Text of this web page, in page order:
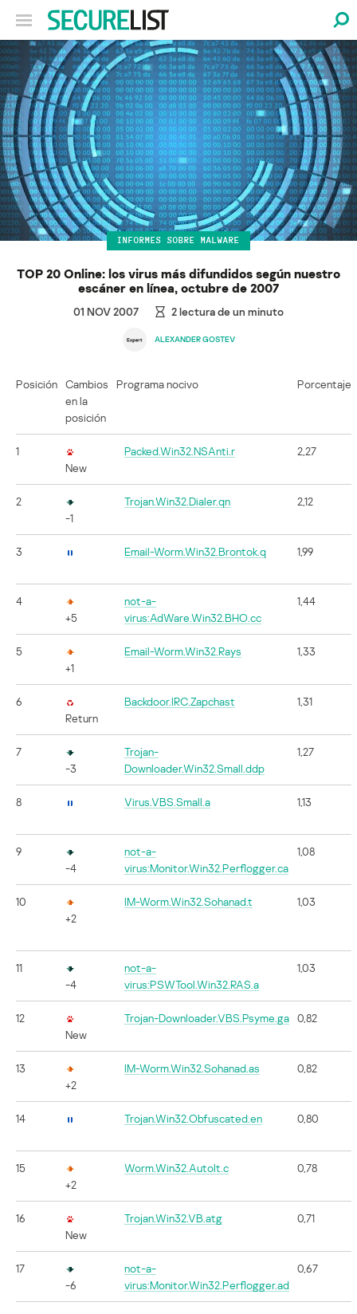
INFORMES SOBRE MALWARE
TOP 20 Online: los virus más difundidos según nuestro
escáner en línea, octubre de 2007
01 NOV 2007 2lectura de un minuto
ALEXANDER GOSTEV
Posición Cambios
en la
posición
Programa nocivo Porcentaje
1
New
Packed.Win32.NSAnti.r 2,27
2
-1
Trojan.Win32.Dialer.qn 2,12
3 Email-Worm.Win32.Brontok.q 1,99
4
+5
not-a-
virus:AdWare.Win32.BHO.cc
1,44
5
+1
Email-Worm.Win32.Rays 1,33
6
Return
Backdoor.IRC.Zapchast 1,31
7
-3
Trojan-
Downloader.Win32.Small.ddp
1,27
8 Virus.VBS.Small.a 1,13
9
-4
not-a-
virus:Monitor.Win32.Perflogger.ca
1,08
10
+2
IM-Worm.Win32.Sohanad.t 1,03
11
-4
not-a-
virus:PSWTool.Win32.RAS.a
1,03
12
New
Trojan-Downloader.VBS.Psyme.ga 0,82
13
+2
IM-Worm.Win32.Sohanad.as 0,82
14 Trojan.Win32.Obfuscated.en 0,80
15
+2
Worm.Win32.AutoIt.c 0,78
16
New
Trojan.Win32.VB.atg 0,71
17
-6
not-a-
virus:Monitor.Win32.Perflogger.ad
0,67